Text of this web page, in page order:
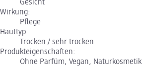
Gesicht
Wirkung:
Pflege
Hauttyp:
Trocken / sehr trocken
Produkteigenschaften:
Ohne Parfüm, Vegan, Naturkosmetik